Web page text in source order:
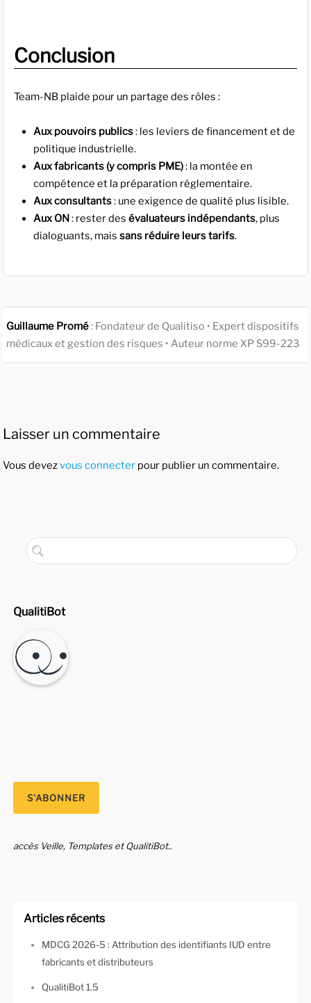
Conclusion
Team-NB plaide pour un partage des rôles :
Aux pouvoirs publics: les leviers de financement et de
politique industrielle.
Aux fabricants (y compris PME): la montée en
compétence et la préparation réglementaire.
Aux consultants: une exigence de qualité plus lisible.
Aux ON: rester desévaluateurs indépendants, plus
dialoguants, maissans réduire leurs tarifs.
Guillaume Promé: Fondateur de Qualitiso • Expert dispositifs
médicaux et gestion des risques • Auteur norme XP S99-223
Laisser un commentaire
Vous devezvous connecter pour publier un commentaire.
QualitiBot
accès Veille, Templates et QualitiBot..
Articles récents
MDCG 2026-5 : Attribution des identifiants IUD entre
fabricants et distributeurs
QualitiBot 1.5